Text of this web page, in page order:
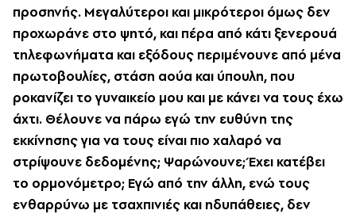
προσηνής. Mεγαλύτεροι και μικρότεροι όμως δεν
προχωράνε στο ψητό, και πέρα από κάτι ξενερουά
τηλεφωνήματα και εξόδους περιμένουνε από μένα
πρωτοβουλίες, στάση αούα και ύπουλη, που
ροκανίζει το γυναικείο μου και με κάνει να τους έχω
άχτι. Θέλουνε να πάρω εγώ την ευθύνη της
εκκίνησης για να τους είναι πιο χαλαρό να
στρίψουνε δεδομένης; Ψαρώνουνε; Έχει κατέβει
το ορμονόμετρο; Eγώ από την άλλη, ενώ τους
ενθαρρύνω με τσαχπινιές και ηδυπάθειες, δεν